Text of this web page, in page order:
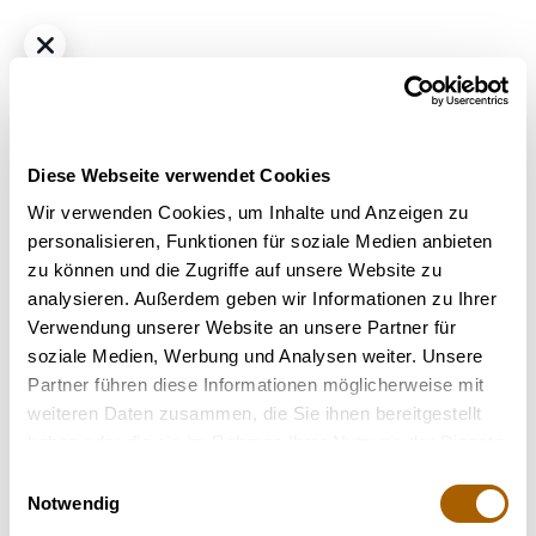
Diese Webseite verwendet Cookies
Wir verwenden Cookies, um Inhalte und Anzeigen zu
personalisieren, Funktionen für soziale Medien anbieten
zu können und die Zugriffe auf unsere Website zu
analysieren. Außerdem geben wir Informationen zu Ihrer
Verwendung unserer Website an unsere Partner für
soziale Medien, Werbung und Analysen weiter. Unsere
Partner führen diese Informationen möglicherweise mit
weiteren Daten zusammen, die Sie ihnen bereitgestellt
Notwendig
Hybrid THC22% CBD<1.0%
Grünhorn GG 22/1 Gorilla Glue
Strain: Gorilla Glue
Bestrahlung: Unbestrahlt
Geschmack: Erdig, Würzig
Caryophyllen, Alpha-Bisabolol